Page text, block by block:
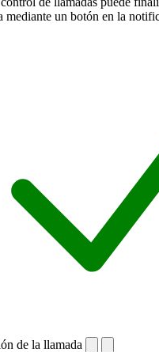
mediante un botón en la
de la llamada